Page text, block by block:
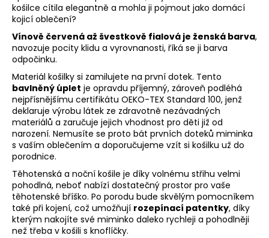
košilce cítila elegantně a mohla ji pojmout jako domácí
kojicí oblečení?
Vínově červená až švestkově fialová je ženská barva,
navozuje pocity klidu a vyrovnanosti, říká se ji barva
odpočinku.
Materiál košilky si zamilujete na první dotek. Tento
bavlněný úplet je opravdu příjemný, zároveň podléhá
nejpřísnějšímu certifikátu OEKO-TEX Standard 100, jenž
deklaruje výrobu látek ze zdravotně nezávadných
materiálů a zaručuje jejich vhodnost pro děti již od
narození. Nemusíte se proto bát prvních doteků miminka
s vaším oblečením a doporučujeme vzít si košilku už do
porodnice.
Těhotenská a noční košile je díky volnému střihu velmi
pohodlná, neboť nabízí dostatečný prostor pro vaše
těhotenské bříško. Po porodu bude skvělým pomocníkem
také při kojení, což umožňují rozepínací patentky, díky
kterým nakojíte své miminko daleko rychleji a pohodlněji
než třeba v košili s knoflíčky.